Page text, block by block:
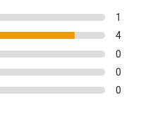
1
4
0
0
0